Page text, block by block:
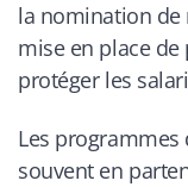
la nomination de
mise en place de
protéger les
Les
souvent en